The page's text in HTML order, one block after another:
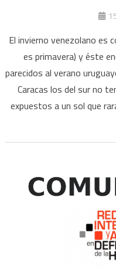
El invierno venezolano es
es primavera) y éste
parecidos al verano
Caracas los del sur no
expuestos a un sol que